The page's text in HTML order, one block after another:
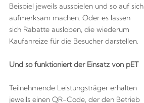
Beispiel jeweils ausspielen und so auf sich
aufmerksam machen. Oder es lassen
sich Rabatte ausloben, die wiederum
Kaufanreize für die Besucher darstellen.
Und so funktioniert der Einsatz von pET
Teilnehmende Leistungsträger erhalten
jeweils einen QR-Code, der den Betrieb